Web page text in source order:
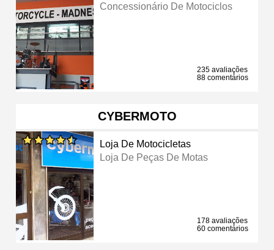
Concessionário De Motociclos
235 avaliações
88 comentários
CYBERMOTO
Loja De Motocicletas
Loja De Peças De Motas
178 avaliações
60 comentários